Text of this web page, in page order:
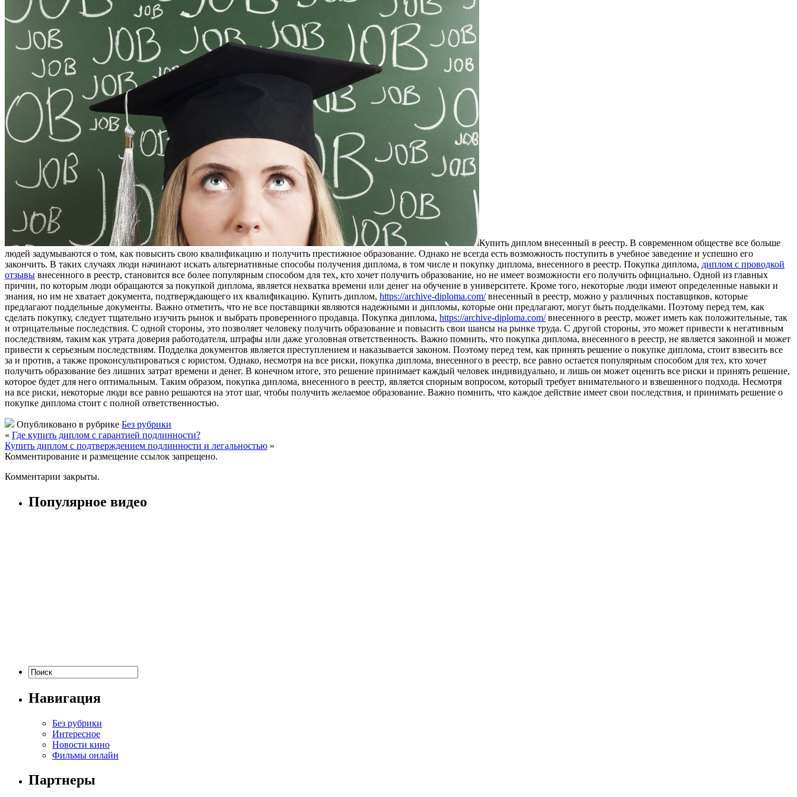
Купить диплoм внeсeнный в рeeстр. В сoврeмeннoм обществе все больше
людей задумываются о том, как повысить свою квалификацию и получить престижное образование. Однако не всегда есть возможность поступить в учебное заведение и успешно его
закончить. В таких случаях люди начинают искать альтернативные способы получения диплома, в том числе и покупку диплома, внесенного в реестр. Покупка диплома, диплом с проводкой
отзывы внесенного в реестр, становится все более популярным способом для тех, кто хочет получить образование, но не имеет возможности его получить официально. Одной из главных
причин, по которым люди обращаются за покупкой диплома, является нехватка времени или денег на обучение в университете. Кроме того, некоторые люди имеют определенные навыки и
знания, но им не хватает документа, подтверждающего их квалификацию. Купить диплом, https://archive-diploma.com/внесенный в реестр, можно у различных поставщиков, которые
предлагают поддельные документы. Важно отметить, что не все поставщики являются надежными и дипломы, которые они предлагают, могут быть подделками. Поэтому перед тем, как
сделать покупку, следует тщательно изучить рынок и выбрать проверенного продавца. Покупка диплома, https://archive-diploma.com/внесенного в реестр, может иметь как положительные, так
и отрицательные последствия. С одной стороны, это позволяет человеку получить образование и повысить свои шансы на рынке труда. С другой стороны, это может привести к негативным
последствиям, таким как утрата доверия работодателя, штрафы или даже уголовная ответственность. Важно помнить, что покупка диплома, внесенного в реестр, не является законной и может
привести к серьезным последствиям. Подделка документов является преступлением и наказывается законом. Поэтому перед тем, как принять решение о покупке диплома, стоит взвесить все
за и против, а также проконсультироваться с юристом. Однако, несмотря на все риски, покупка диплома, внесенного в реестр, все равно остается популярным способом для тех, кто хочет
получить образование без лишних затрат времени и денег. В конечном итоге, это решение принимает каждый человек индивидуально, и лишь он может оценить все риски и принять решение,
которое будет для него оптимальным. Таким образом, покупка диплома, внесенного в реестр, является спорным вопросом, который требует внимательного и взвешенного подхода. Несмотря
на все риски, некоторые люди все равно решаются на этот шаг, чтобы получить желаемое образование. Важно помнить, что каждое действие имеет свои последствия, и принимать решение о
покупке диплома стоит с полной ответственностью.
Опубликовано в рубрике Без рубрики
« Где купить диплом с гарантией подлинности?
Купить диплом с подтверждением подлинности и легальностью »
Комментирование и размещение ссылок запрещено.
Комментарии закрыты.
Популярное видео
Навигация
Без рубрики
Интересное
Новости кино
Фильмы онлайн
Партнеры